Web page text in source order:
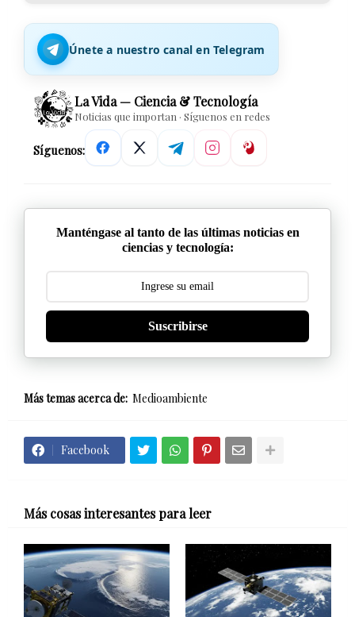
Únete a nuestro canal en Telegram
La Vida — Ciencia & Tecnología
Noticias que importan · Síguenos en redes
Síguenos:
Manténgase al tanto de las últimas noticias en
ciencias y tecnología:
Suscribirse
Más temas acerca de: Medioambiente
Facebook
Más cosas interesantes para leer